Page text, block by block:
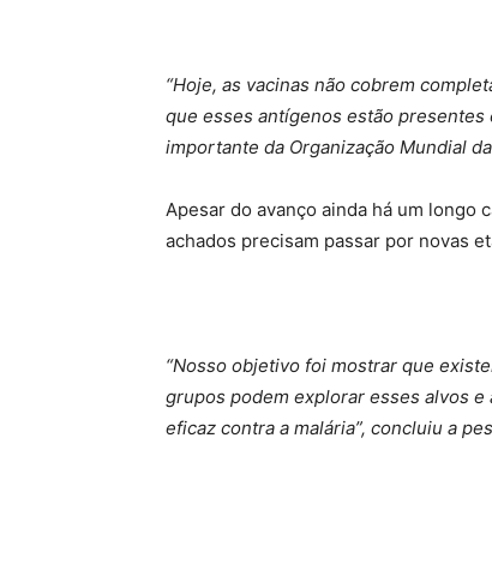
“Hoje, as vacinas não cobrem
que esses antígenos estão presentes
importante da Organização Mundial
Apesar do avanço ainda há um longo
achados precisam passar por novas
“Nosso objetivo foi mostrar que
grupos podem explorar esses alvos
eficaz contra a malária”, concluiu a